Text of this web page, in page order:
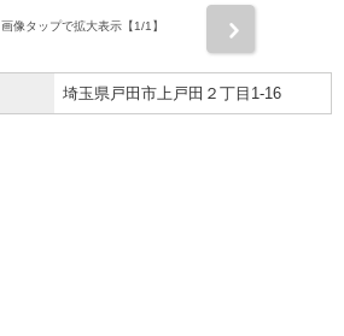
画像タップで拡大表示【1/1】
埼玉県戸田市上戸田２丁目1-16